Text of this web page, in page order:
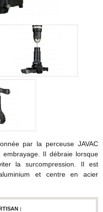
par la perceuse JAVAC
Il débraie lorsque
la surcompression. Il est
et centre en acier
: